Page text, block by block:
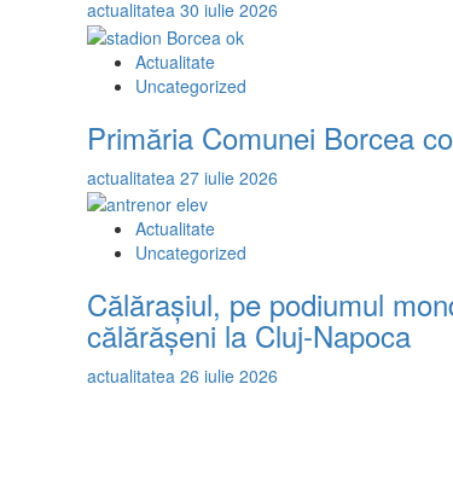
actualitatea 30 iulie 2026
Actualitate
Uncategorized
Primăria Comunei Borcea
actualitatea 27 iulie 2026
Actualitate
Uncategorized
Călărașiul, pe podiumul
călărășeni la Cluj-Napoca
actualitatea 26 iulie 2026